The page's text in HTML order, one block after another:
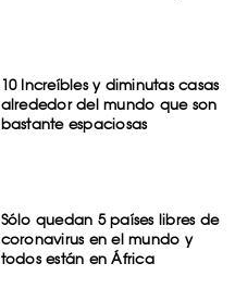
10 Increíbles y diminutas casas
alrededor del mundo que son
bastante espaciosas
Sólo quedan 5 países libres de
coronavirus en el mundo y
todos están en África